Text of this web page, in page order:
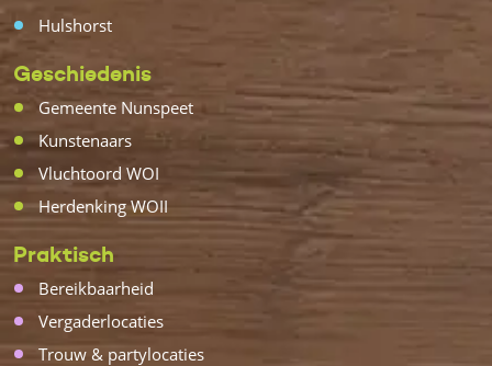
Hulshorst
Geschiedenis
Gemeente Nunspeet
Kunstenaars
Vluchtoord WOI
Herdenking WOII
Praktisch
Bereikbaarheid
Vergaderlocaties
Trouw & partylocaties